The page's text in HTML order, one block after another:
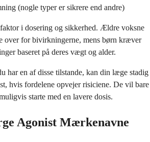
(nogle typer er sikrere end andre)
i dosering og sikkerhed. Ældre voksne
over for bivirkningerne, mens børn kræver
baseret på deres vægt og alder.
har en af disse tilstande, kan din læge stadig
hvis fordelene opvejer risiciene. De vil bare
starte med en lavere dosis.
Agonist Mærkenavne